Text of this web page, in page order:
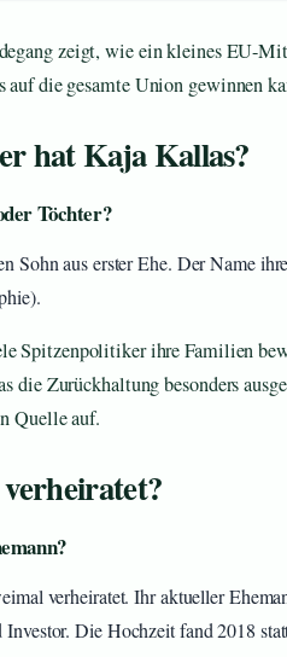
zeigt, wie ein kleines EU-
die gesamte Union gewinnen
hat Kaja Kallas?
Töchter?
Sohn aus erster Ehe. Der Name
Spitzenpolitiker ihre Familien
die Zurückhaltung besonders
Quelle auf.
verheiratet. Ihr aktueller
Investor. Die Hochzeit fand 2018